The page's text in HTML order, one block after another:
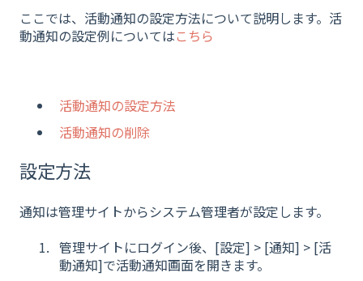
ここでは、活動通知の設定方法について説明します。活
動通知の設定例についてはこちら
活動通知の設定方法
活動通知の削除
設定方法
通知は管理サイトからシステム管理者が設定します。
管理サイトにログイン後、[設定] > [通知] > [活
動通知]で活動通知画面を開きます。